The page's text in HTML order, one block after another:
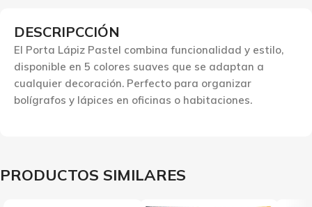
DESCRIPCCIÓN
El Porta Lápiz Pastel combina funcionalidad y estilo,
disponible en 5 colores suaves que se adaptan a
cualquier decoración. Perfecto para organizar
bolígrafos y lápices en oficinas o habitaciones.
PRODUCTOS SIMILARES